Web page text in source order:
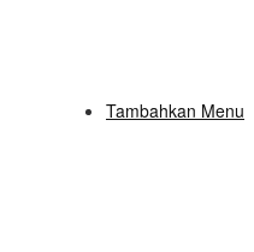
Tambahkan Menu